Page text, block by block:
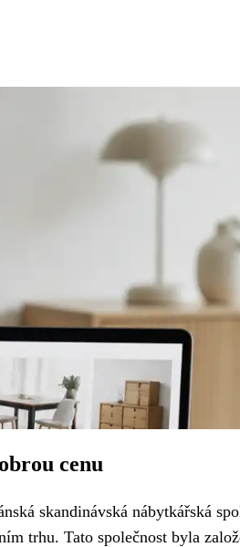
cenu
skandinávská nábytkářská
trhu. Tato společnost byla